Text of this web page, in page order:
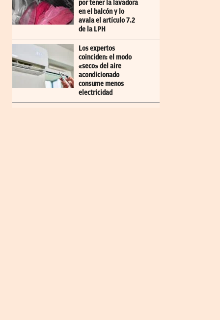
por tener la lavadora
en el balcón y lo
avala el artículo 7.2
de la LPH
Los expertos
coinciden: el modo
«seco» del aire
acondicionado
consume menos
electricidad